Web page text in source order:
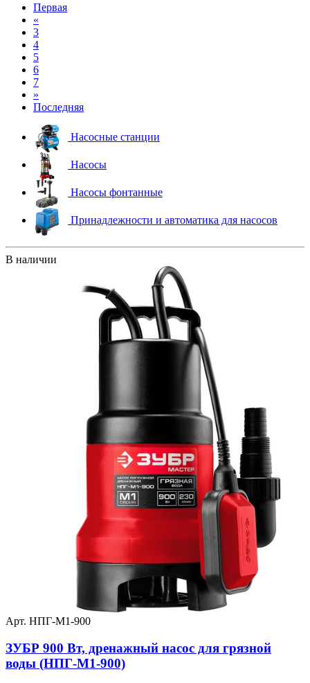
Первая
«
3
4
5
6
7
»
Последняя
Насосные станции
Насосы
Насосы фонтанные
Принадлежности и автоматика для насосов
В наличии
Арт. НПГ-М1-900
ЗУБР 900 Вт, дренажный насос для грязной
воды (НПГ-М1-900)